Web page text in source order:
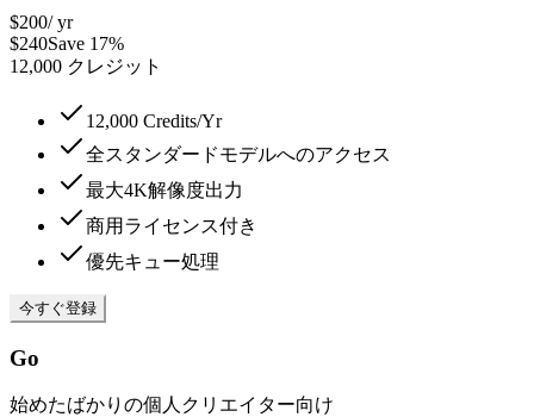
$200/ yr
$240Save 17%
12,000 クレジット
12,000 Credits/Yr
全スタンダードモデルへのアクセス
最大4K解像度出力
商用ライセンス付き
優先キュー処理
今すぐ登録
Go
始めたばかりの個人クリエイター向け